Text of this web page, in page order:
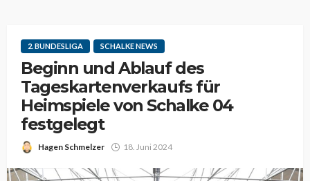
2. BUNDESLIGA SCHALKE NEWS
Beginn und Ablauf des
Tageskartenverkaufs für
Heimspiele von Schalke 04
festgelegt
Hagen Schmelzer 18. Juni 2024